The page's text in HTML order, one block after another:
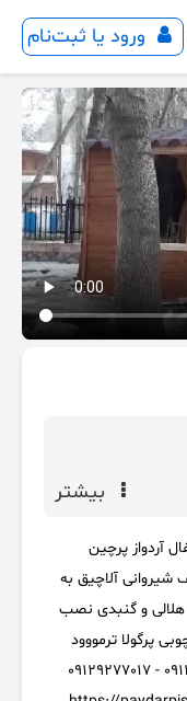
ورود یا ثبت‌نام
بیشتر
آردواز پرچین
سقف شیروانی آلاچیق به
و گنبدی نصب
پرگولا ترمووود
تلفن : 02188323483 موبایل : 09126993400 - 09129277017